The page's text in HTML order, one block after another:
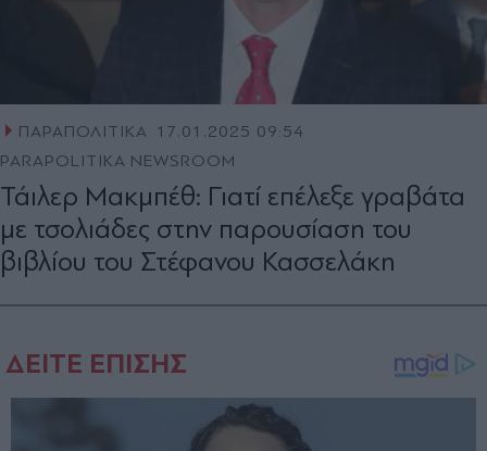
ΠΑΡΑΠΟΛΙΤΙΚΑ 17.01.2025 09:54
PARAPOLITIKA NEWSROOM
Τάιλερ Μακμπέθ: Γιατί επέλεξε γραβάτα
με τσολιάδες στην παρουσίαση του
βιβλίου του Στέφανου Κασσελάκη